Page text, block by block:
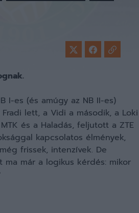
I-es (és amúgy az NB II-es)
lett, a Vidi a második, a Loki
és a Haladás, feljutott a ZTE
kapcsolatos élmények,
frissek, intenzívek. De
már a logikus kérdés: mikor